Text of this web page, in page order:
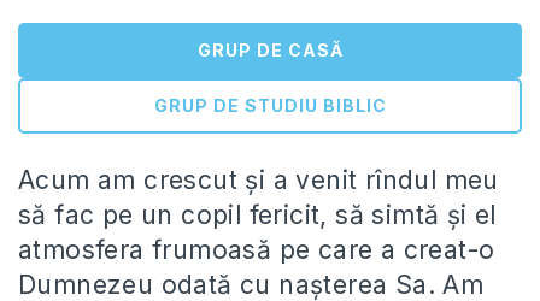
GRUP DE CASĂ
GRUP DE STUDIU BIBLIC
Acum am crescut și a venit rîndul meu
să fac pe un copil fericit, să simtă și el
atmosfera frumoasă pe care a creat-o
Dumnezeu odată cu nașterea Sa. Am